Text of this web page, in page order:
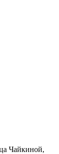
Чайкиной,